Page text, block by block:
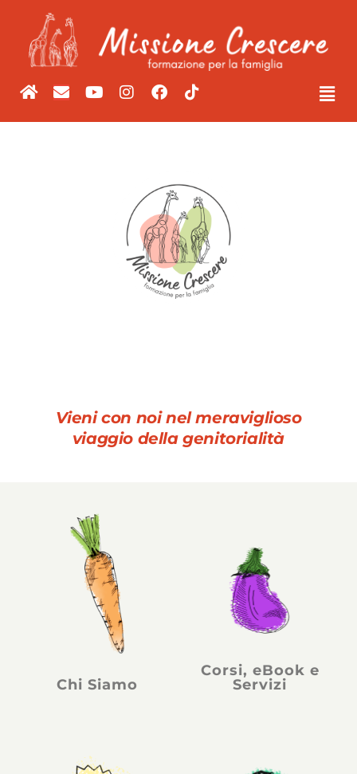
Vieni con noi nel meraviglioso
viaggio della genitorialità
Chi Siamo
Corsi, eBook e
Servizi